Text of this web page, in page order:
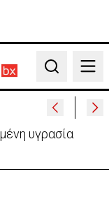
Search
υγρασία